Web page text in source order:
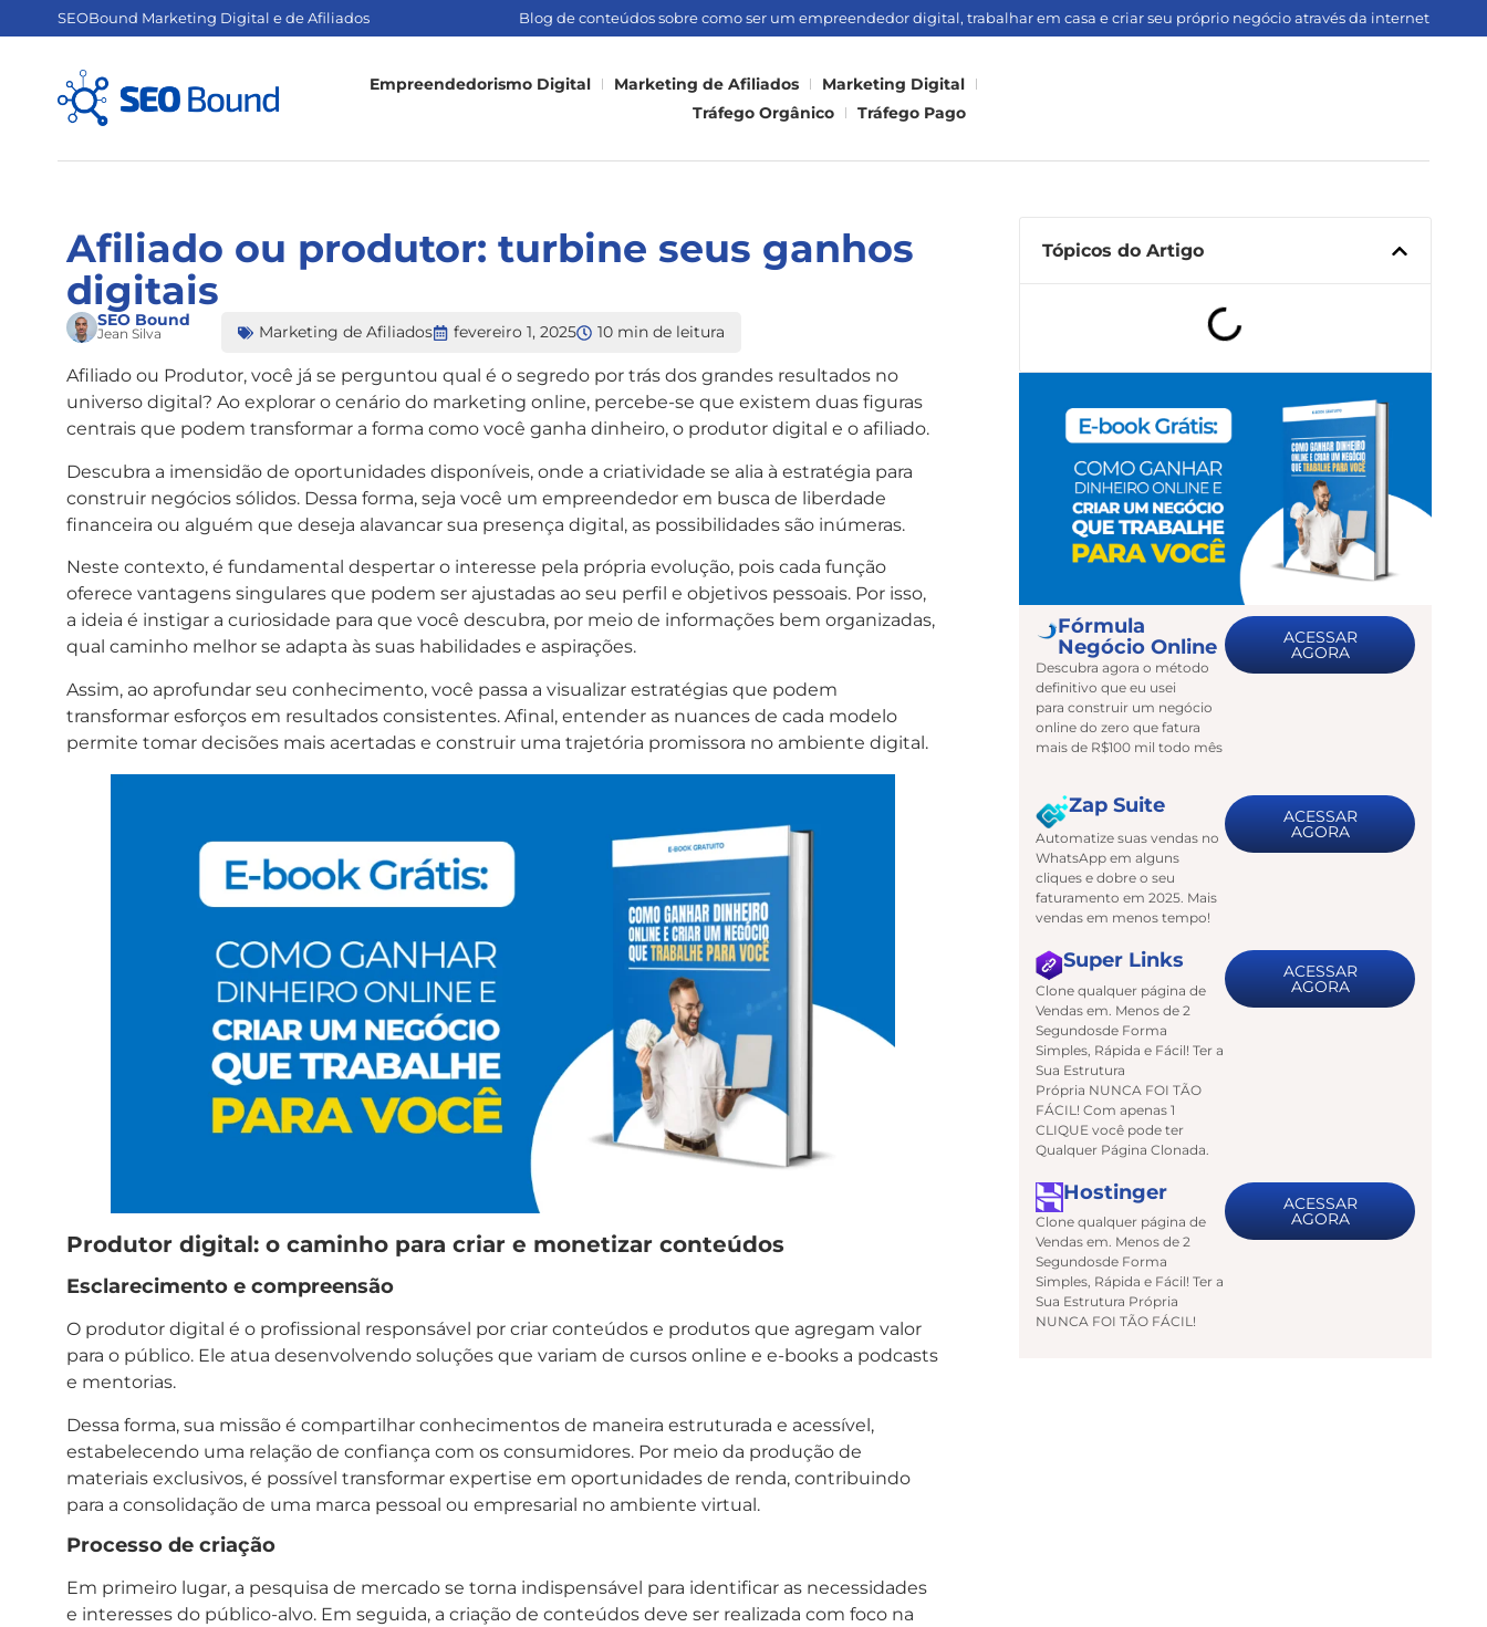
SEOBound Marketing Digital e de Afiliados Blog de conteúdos sobre como ser um empreendedor digital, trabalhar em casa e criar seu próprio negócio através da internet
Empreendedorismo Digital Marketing de Afiliados
Marketing Digital
Tráfego Orgânico
Tráfego Pago
Afiliado ou produtor: turbine seus ganhos
digitais
SEO Bound
Jean Silva Marketing de Afiliados fevereiro 1, 2025 10 min de leitura
Afiliado ou Produtor, você já se perguntou qual é o segredo por trás dos grandes resultados no
universo digital? Ao explorar o cenário do marketing online, percebe-se que existem duas figuras
centrais que podem transformar a forma como você ganha dinheiro, o produtor digital e o afiliado.
Descubra a imensidão de oportunidades disponíveis, onde a criatividade se alia à estratégia para
construir negócios sólidos. Dessa forma, seja você um empreendedor em busca de liberdade
financeira ou alguém que deseja alavancar sua presença digital, as possibilidades são inúmeras.
Neste contexto, é fundamental despertar o interesse pela própria evolução, pois cada função
oferece vantagens singulares que podem ser ajustadas ao seu perfil e objetivos pessoais. Por isso,
a ideia é instigar a curiosidade para que você descubra, por meio de informações bem organizadas,
qual caminho melhor se adapta às suas habilidades e aspirações.
Assim, ao aprofundar seu conhecimento, você passa a visualizar estratégias que podem
transformar esforços em resultados consistentes. Afinal, entender as nuances de cada modelo
permite tomar decisões mais acertadas e construir uma trajetória promissora no ambiente digital.
Produtor digital: o caminho para criar e monetizar conteúdos
Esclarecimento e compreensão
O produtor digital é o profissional responsável por criar conteúdos e produtos que agregam valor
para o público. Ele atua desenvolvendo soluções que variam de cursos online e e-books a podcasts
e mentorias.
Dessa forma, sua missão é compartilhar conhecimentos de maneira estruturada e acessível,
estabelecendo uma relação de confiança com os consumidores. Por meio da produção de
materiais exclusivos, é possível transformar expertise em oportunidades de renda, contribuindo
para a consolidação de uma marca pessoal ou empresarial no ambiente virtual.
Processo de criação
Em primeiro lugar, a pesquisa de mercado se torna indispensável para identificar as necessidades
e interesses do público-alvo. Em seguida, a criação de conteúdos deve ser realizada com foco na
Tópicos do Artigo
Fórmula
Negócio Online
Descubra agora o método
definitivo que eu usei
para construir um negócio
online do zero que fatura
mais de R$100 mil todo mês
ACESSAR
AGORA
Zap Suite
Automatize suas vendas no
WhatsApp em alguns
cliques e dobre o seu
faturamento em 2025. Mais
vendas em menos tempo!
ACESSAR
AGORA
Super Links
Clone qualquer página de
Vendas em. Menos de 2
Segundosde Forma
Simples, Rápida e Fácil! Ter a
Sua Estrutura
Própria NUNCA FOI TÃO
FÁCIL! Com apenas 1
CLIQUE você pode ter
Qualquer Página Clonada.
ACESSAR
AGORA
Hostinger
Clone qualquer página de
Vendas em. Menos de 2
Segundosde Forma
Simples, Rápida e Fácil! Ter a
Sua Estrutura Própria
NUNCA FOI TÃO FÁCIL!
ACESSAR
AGORA